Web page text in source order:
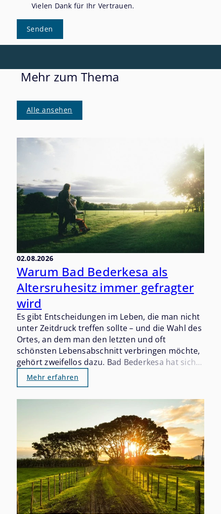
Vielen Dank für Ihr Vertrauen.
Senden
Mehr zum Thema
Alle ansehen
02.08.2026
Warum Bad Bederkesa als
Altersruhesitz immer gefragter
wird
Es gibt Entscheidungen im Leben, die man nicht
unter Zeitdruck treffen sollte – und die Wahl des
Ortes, an dem man den letzten und oft
schönsten Lebensabschnitt verbringen möchte,
gehört zweifellos dazu. Bad Bederkesa hat sich
in den vergangenen Jahren still und beständig
als einer der gefragtesten Altersruhesitze im
Mehr erfahren